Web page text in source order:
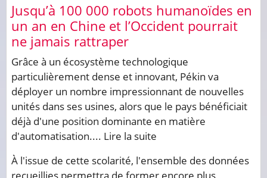
Jusqu’à 100 000 robots humanoïdes en
un an en Chine et l’Occident pourrait
ne jamais rattraper
Grâce à un écosystème technologique
particulièrement dense et innovant, Pékin va
déployer un nombre impressionnant de nouvelles
unités dans ses usines, alors que le pays bénéficiait
déjà d'une position dominante en matière
d'automatisation.... Lire la suite
À l'issue de cette scolarité, l'ensemble des données
recueillies permettra de former encore plus